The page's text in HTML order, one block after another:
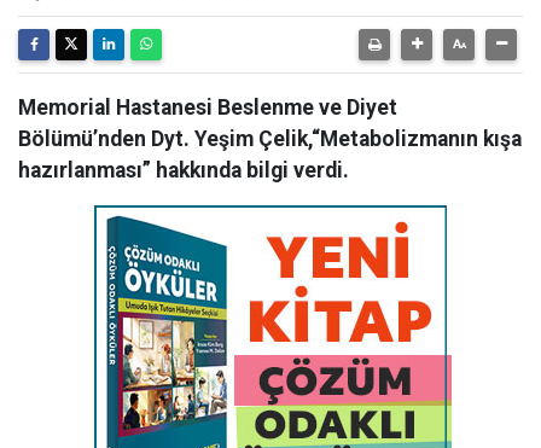
Memorial Hastanesi Beslenme ve Diyet
Bölümü’nden Dyt. Yeşim Çelik,“Metabolizmanın kışa
hazırlanması” hakkında bilgi verdi.